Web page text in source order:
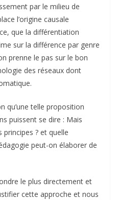
par le milieu de
l’origine causale
que la différentiation
sur la différence par genre
prenne le pas sur le bon
des réseaux dont
qu’une telle proposition
puissent se dire : Mais
? et quelle
peut-on élaborer de
le plus directement et
cette approche et nous